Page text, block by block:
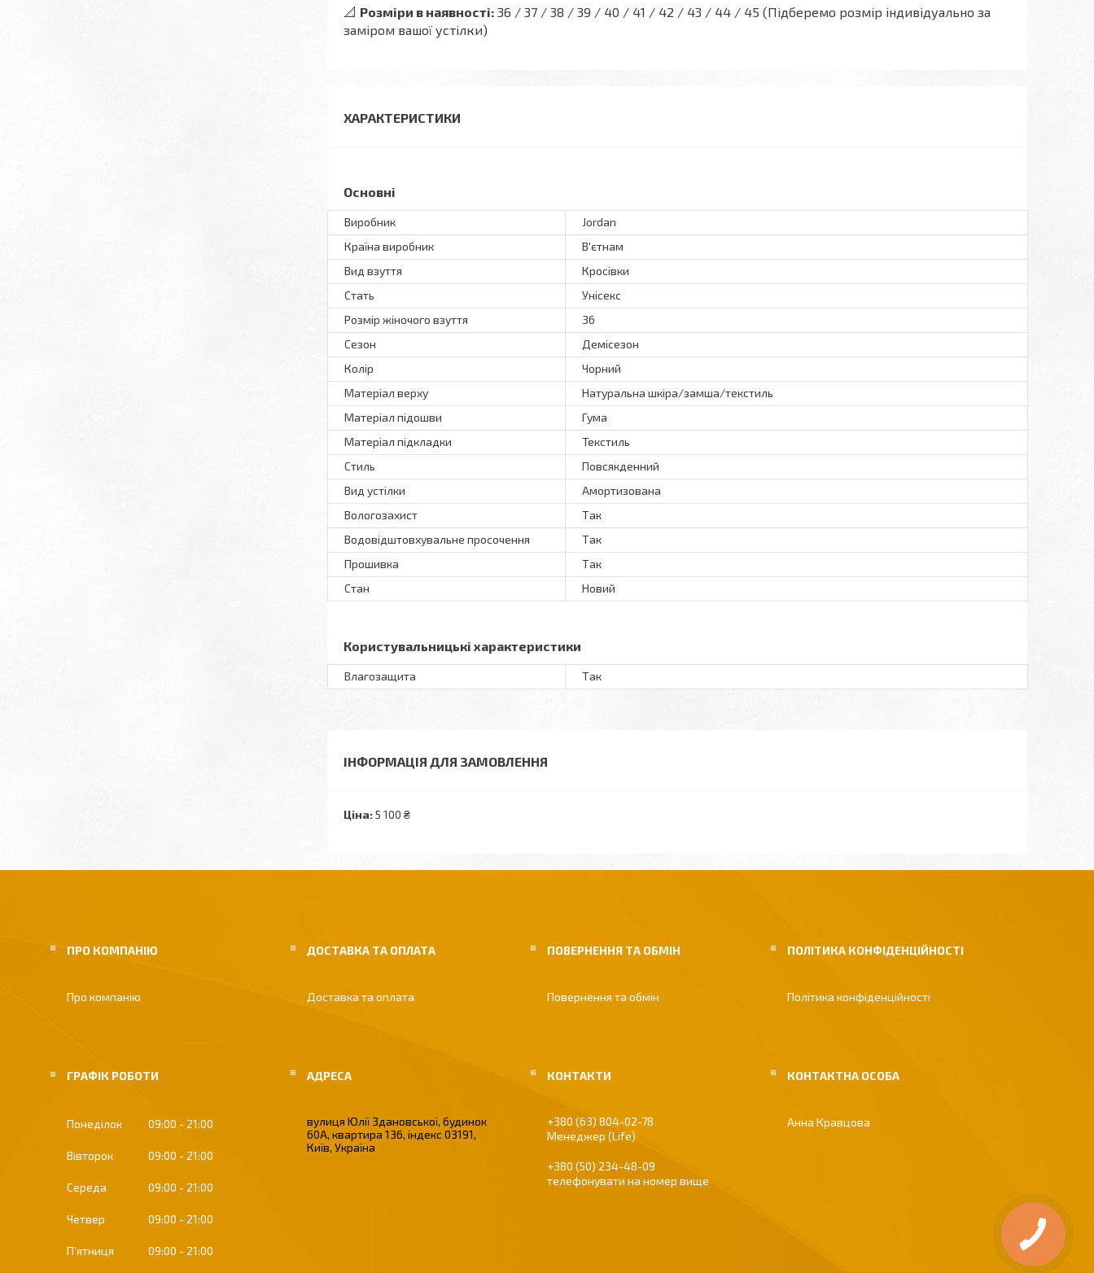
📐 Розміри в наявності: 36 / 37 / 38 / 39 / 40 / 41 / 42 / 43 / 44 / 45 (Підберемо розмір індивідуально за
заміром вашої устілки)
ХАРАКТЕРИСТИКИ
Основні
Виробник
Jordan
Країна виробник
В'єтнам
Вид взуття
Кросівки
Стать
Унісекс
Розмір жіночого взуття
36
Сезон
Демісезон
Колір
Чорний
Матеріал верху
Натуральна шкіра/замша/текстиль
Матеріал підошви
Гума
Матеріал підкладки
Текстиль
Стиль
Повсякденний
Вид устілки
Амортизована
Вологозахист
Так
Водовідштовхувальне просочення
Так
Прошивка
Так
Стан
Новий
Користувальницькі характеристики
Влагозащита Так
ІНФОРМАЦІЯ ДЛЯ ЗАМОВЛЕННЯ
Ціна: 5 100 ₴
ПРО КОМПАНІЮ
Про компанію
ДОСТАВКА ТА ОПЛАТА
Доставка та оплата
ПОВЕРНЕННЯ ТА ОБМІН
Повернення та обмін
ПОЛІТИКА КОНФІДЕНЦІЙНОСТІ
Політика конфіденційності
ГРАФІК РОБОТИ
Понеділок 09:00 21:00
Вівторок 09:00 21:00
Середа 09:00 21:00
Четвер 09:00 21:00
Пʼятниця 09:00 21:00
вулиця Юлії Здановської, будинок
60А, квартира 136, індекс 03191,
Київ, Україна
+380 (63) 804-02-78
Менеджер (Life)
+380 (50) 234-48-09
телефонувати на номер вище
Анна Кравцова